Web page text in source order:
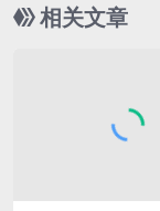
相关文章